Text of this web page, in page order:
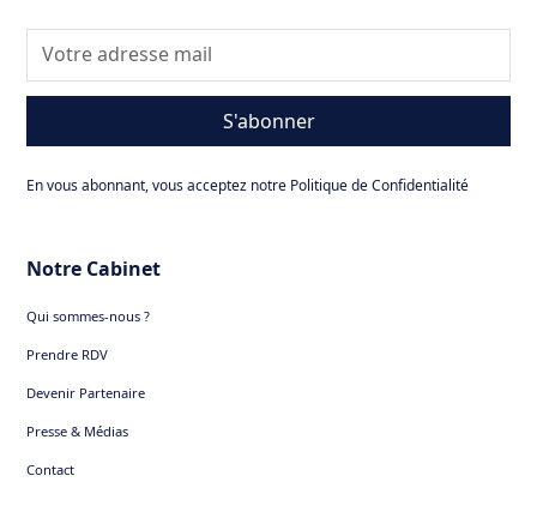
S'abonner
En vous abonnant, vous acceptez notre Politique de Confidentialité
Notre Cabinet
Qui sommes-nous ?
Prendre RDV
Devenir Partenaire
Presse & Médias
Contact